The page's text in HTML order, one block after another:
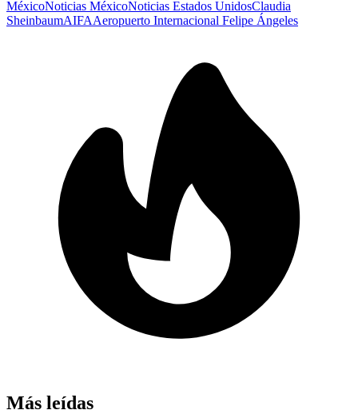
MéxicoNoticias MéxicoNoticias Estados UnidosClaudia
SheinbaumAIFAAeropuerto Internacional Felipe Ángeles
Más leídas